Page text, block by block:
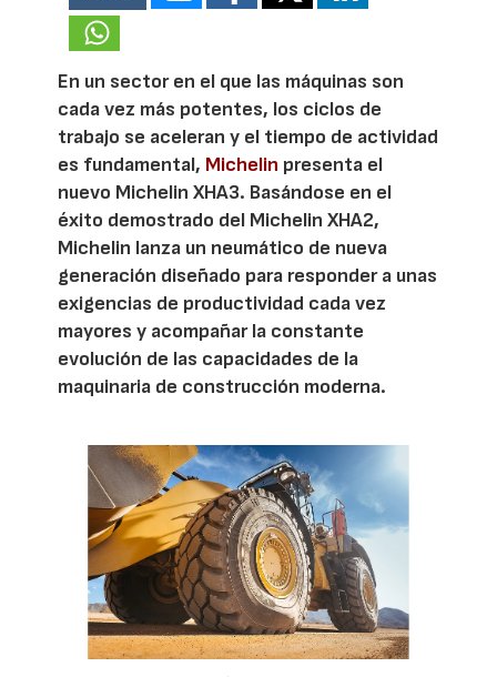
En un sector en el que las máquinas son
cada vez más potentes, los ciclos de
trabajo se aceleran y el tiempo de actividad
es fundamental, Michelin presenta el
nuevo Michelin XHA3. Basándose en el
éxito demostrado del Michelin XHA2,
Michelin lanza un neumático de nueva
generación diseñado para responder a unas
exigencias de productividad cada vez
mayores y acompañar la constante
evolución de las capacidades de la
maquinaria de construcción moderna.